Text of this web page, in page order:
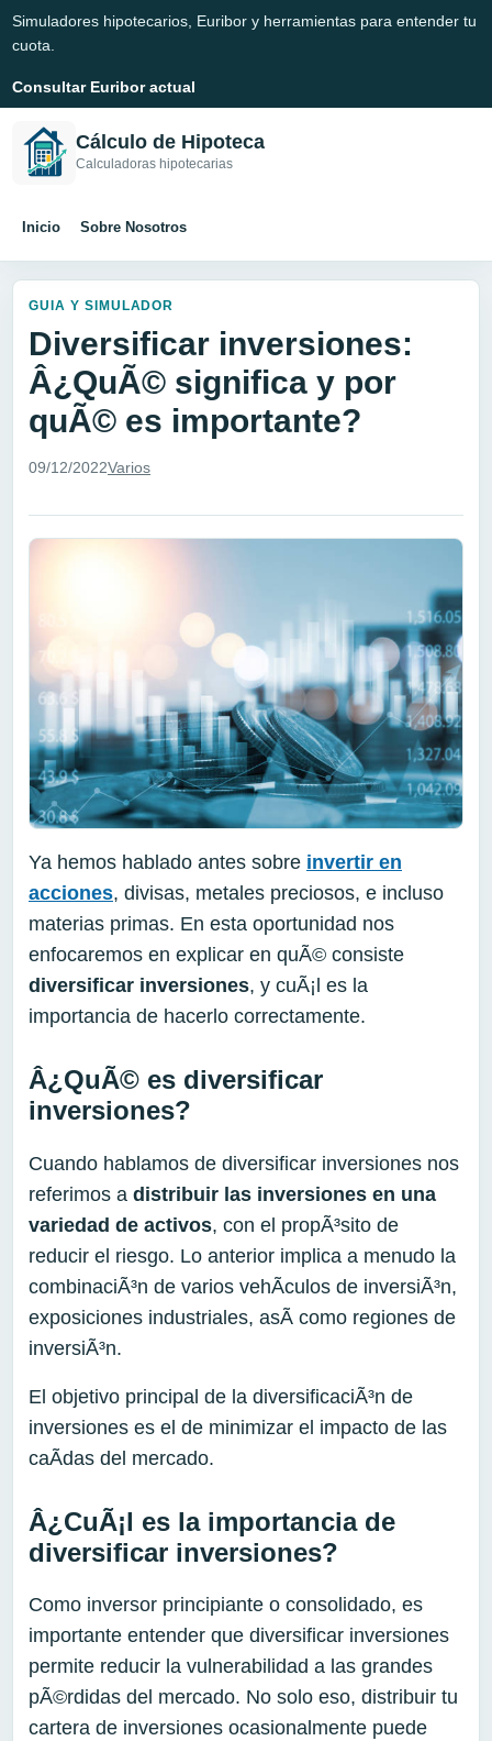
Simuladores hipotecarios, Euribor y herramientas para entender tu
cuota.
Consultar Euribor actual
Cálculo de Hipoteca
Calculadoras hipotecarias
Inicio Sobre Nosotros
GUIA Y SIMULADOR
Diversificar inversiones:
Â¿QuÃ© significa y por
quÃ© es importante?
09/12/2022Varios
Ya hemos hablado antes sobre invertir en
acciones, divisas, metales preciosos, e incluso
materias primas. En esta oportunidad nos
enfocaremos en explicar en quÃ© consiste
diversificar inversiones, y cuÃ¡l es la
importancia de hacerlo correctamente.
Â¿QuÃ© es diversificar
inversiones?
Cuando hablamos de diversificar inversiones nos
referimos a distribuir las inversiones en una
variedad de activos, con el propÃ³sito de
reducir el riesgo. Lo anterior implica a menudo la
combinaciÃ³n de varios vehÃ­culos de inversiÃ³n,
exposiciones industriales, asÃ­ como regiones de
inversiÃ³n.
El objetivo principal de la diversificaciÃ³n de
inversiones es el de minimizar el impacto de las
caÃ­das del mercado.
Â¿CuÃ¡l es la importancia de
diversificar inversiones?
Como inversor principiante o consolidado, es
importante entender que diversificar inversiones
permite reducir la vulnerabilidad a las grandes
pÃ©rdidas del mercado. No solo eso, distribuir tu
cartera de inversiones ocasionalmente puede